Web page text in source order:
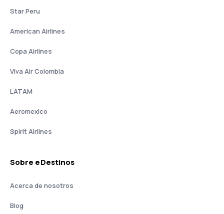
Star Peru
American Airlines
Copa Airlines
Viva Air Colombia
LATAM
Aeromexico
Spirit Airlines
Sobre eDestinos
Acerca de nosotros
Blog